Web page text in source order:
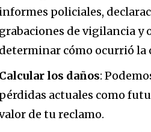
informes policiales,
grabaciones de vigilancia y
determinar cómo ocurrió la
Calcular los daños:
pérdidas actuales como
de tu reclamo.